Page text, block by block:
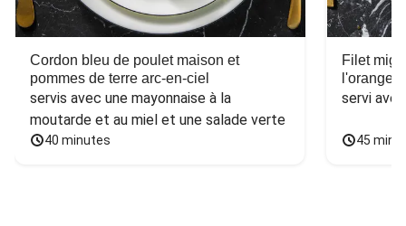
Cordon bleu de poulet maison et
pommes de terre arc-en-ciel
servis avec une mayonnaise à la
moutarde et au miel et une salade verte
40 minutes
Filet
l'orange
servi
45